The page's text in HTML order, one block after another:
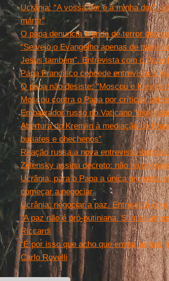
Ucrânia: “A vossa dor é a minha dor”,
mártir”
O papa denuncia a onda de terror
“Se vejo o Evangelho apenas de
Jesus também”. Entrevista com o Papa
Papa Francisco concede entrevista à
O papa não desiste: “Moscou e Kiev no
Moscou contra o Papa por críticas
Embaixador russo no Vaticano
Abertura do Kremlin à mediação do
buriates e chechenos”
Reação russa a nova entrevista ilustra
Zelensky assina decreto: não há
Ucrânia, para o Papa a única proposta
começar a negociar
Ucrânia: negociar a paz. Entrevista
“A paz não é pró-putiniana. Sim às
Riccardi
“É por isso que acho que enviar armas
Carlo Rovelli